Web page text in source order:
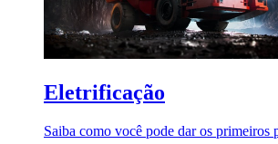
Eletrificação
Saiba como você pode dar os primeiros